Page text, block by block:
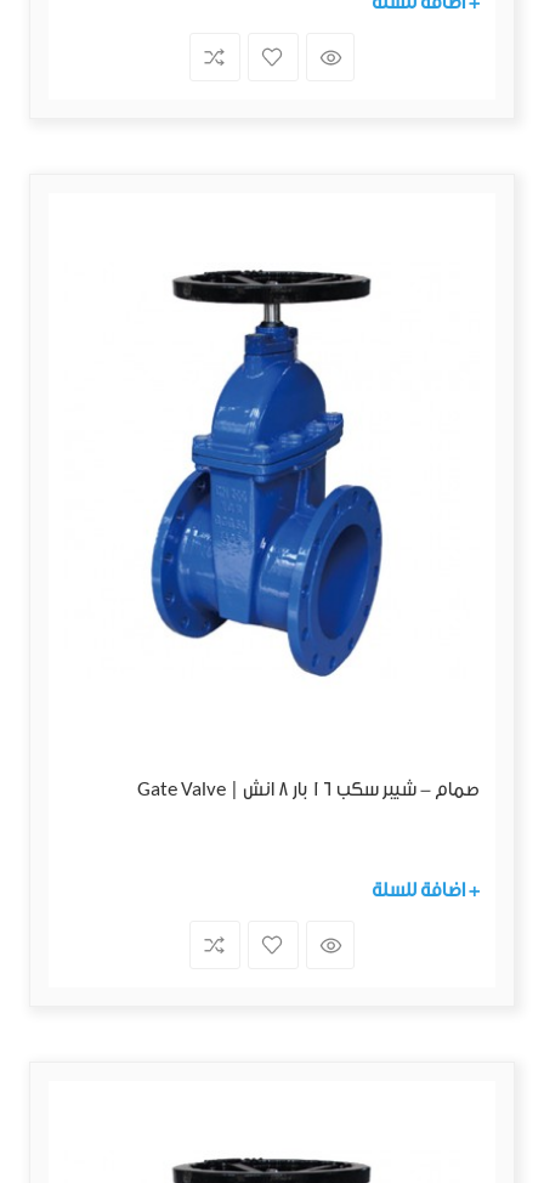
صمام - شيبر سكب 16 بار 8 انش | Gate Valve
+ اضافة للسلة